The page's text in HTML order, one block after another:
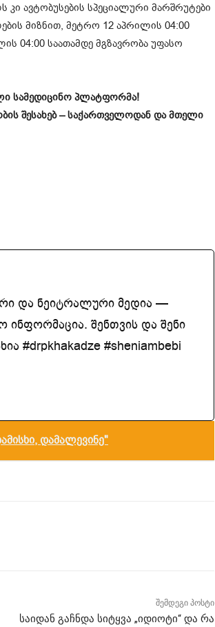
ავტობუსების სპეციალური მარშრუტები
მიზნით, მეტრო 12 აპრილის 04:00
04:00 საათამდე მგზავრობა უფასო
სამედიცინო პლატფორმა!
შესახებ – საქართველოდან და მთელი
და ნეიტრალური მედია —
ინფორმაცია. შენთვის და შენი
#drpkhakadze #sheniambebi
დამალევინე"
შემდეგი პოსტი
საიდან გაჩნდა სიტყვა „იდიოტი“ და რა